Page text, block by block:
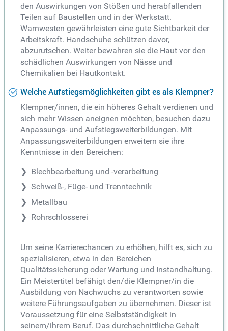
den Auswirkungen von Stößen und herabfallenden
Teilen auf Baustellen und in der Werkstatt.
Warnwesten gewährleisten eine gute Sichtbarkeit der
Arbeitskraft. Handschuhe schützen davor,
abzurutschen. Weiter bewahren sie die Haut vor den
schädlichen Auswirkungen von Nässe und
Chemikalien bei Hautkontakt.
Welche Aufstiegsmöglichkeiten gibt es als Klempner?
Klempner/innen, die ein höheres Gehalt verdienen und
sich mehr Wissen aneignen möchten, besuchen dazu
Anpassungs- und Aufstiegsweiterbildungen. Mit
Anpassungsweiterbildungen erweitern sie ihre
Kenntnisse in den Bereichen:
Blechbearbeitung und -verarbeitung
Schweiß-, Füge- und Trenntechnik
Metallbau
Rohrschlosserei
Um seine Karrierechancen zu erhöhen, hilft es, sich zu
spezialisieren, etwa in den Bereichen
Qualitätssicherung oder Wartung und Instandhaltung.
Ein Meistertitel befähigt den/die Klempner/in die
Ausbildung von Nachwuchs zu verantworten sowie
weitere Führungsaufgaben zu übernehmen. Dieser ist
Voraussetzung für eine Selbstständigkeit in
seinem/ihrem Beruf. Das durchschnittliche Gehalt